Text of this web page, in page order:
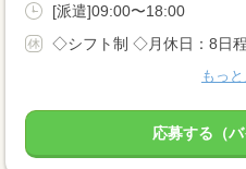
[派遣]09:00〜18:00
もっ
応募する（バ